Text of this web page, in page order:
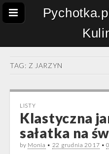
TAG: Z JARZYN
LISTY
Klastyczna
sałatka na
by Monia • 22 grudnia 2017 •